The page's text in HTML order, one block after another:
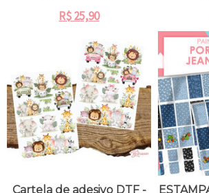
R$25,90
Cartela de adesivo DTF -